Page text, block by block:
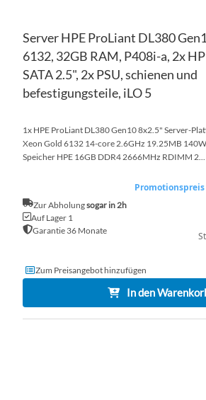
Server HPE ProLiant DL380
6132, 32GB RAM, P408i-a, 2x
SATA 2.5", 2x PSU, schienen und
befestigungsteile, iLO 5
1x HPE ProLiant DL380 Gen10 8x2.5" Server-
Xeon Gold 6132 14-core 2.6GHz 19.25MB
Speicher HPE 16GB DDR4 2666MHz RDIMM 2...
Zur Abholungsogar in 2h
Auf Lager 1
Garantie 36 Monate
Promotionspreis
Zum Preisangebot hinzufügen
In den